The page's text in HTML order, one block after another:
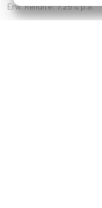
Erw. Rendite: 7.25% p.a.